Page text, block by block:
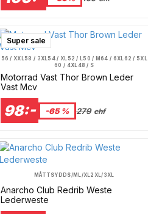
Super sale
56 / XXL58 / 3XL54 / XL 52 / L50 / M 64 / 6XL 62 / 5XL
60 / 4XL48 / S
Motorrad Vast Thor Brown Leder
Vast Mcv
98:- -65 % 279 chf
MÅTTSYDD S/M L/XL 2XL/3XL
Anarcho Club Redrib Weste
Lederweste